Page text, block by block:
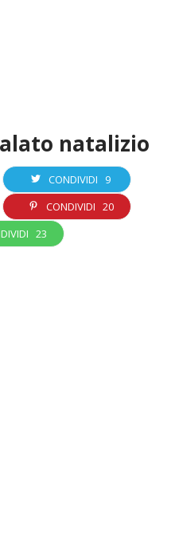
natalizio
CONDIVIDI 9
CONDIVIDI 20
23